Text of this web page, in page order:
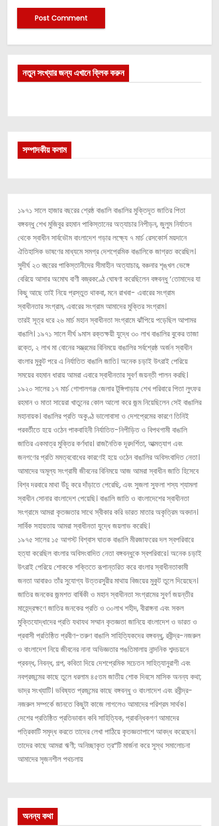
নতুন সংখ্যার জন্য এখানে ক্লিক করুন
সম্পাদকীয় কলাম
১৯৭১ সালে হাজার বছরের শ্রেষ্ঠ বাঙালি বাঙালির মুক্তিদূত জাতির পিতা
বঙ্গবন্ধু শেখ মুজিবুর রহমান পাকিস্তানের অত্যাচার নিপীড়ন, জুলুম নির্যাতন
থেকে স্বাধীন সার্বভৌম বাংলাদেশ গড়ার লক্ষ্যে ৭ মার্চ রেসকোর্স ময়দানে
ঐতিহাসিক ভাষণের মাধ্যমে সমগ্র দেশপ্রেমিক বাঙালিকে জাগ্রত করেছিল।
সুদীর্ঘ ২৩ বছরের পাকিস্তানীদের সীমাহীন অত্যাচার, বঞ্চনার শৃঙ্খল ভেঙ্গে
বেরিয়ে আসার অমোঘ বাণী বজ্রকণ্ঠে ঘোষণা করেছিলেন বঙ্গবন্ধু ‘তোমাদের যা
কিছু আছে তাই নিয়ে প্রস্তুত থাকবা, মনে রাখবা- এবারের সংগ্রাম
স্বাধীনতার সংগ্রাম, এবারের সংগ্রাম আমাদের মুক্তির সংগ্রাম।
তারই সূত্র ধরে ২৬ মার্চ মহান স্বাধীনতা সংগ্রামে ঝাঁপিয়ে পড়েছিল আপামর
বাঙালি। ১৯৭১ সালে দীর্ঘ ৯মাস রক্তক্ষয়ী যুদ্ধে ৩০ লাখ বাঙালির বুকের তাজা
রক্তে, ২ লাখ মা বোনের সম্ভ্রমের বিনিময়ে বাঙালির সর্বশ্রেষ্ঠ অর্জন স্বাধীন
বাংলার মুকুট পরে এ নির্যাতিত বাঙালি জাতি। অনেক চড়াই উৎরাই পেরিয়ে
সময়ের বহমান ধারায় আমরা এবারে স্বাধীনতার সুবর্ণ জয়ন্তী পালন করছি।
১৯২০ সালের ১৭ মার্চ গোপালগঞ্জ জেলার টুঙ্গিপাড়ায় শেখ পরিবারে পিতা লুৎফর
রহমান ও মাতা সায়েরা খাতুনের কোল আলো করে জন্ম নিয়েছিলেন সেই বাঙালির
মহানায়ক। বাঙালির প্রতি অকুণ্ঠ ভালোবাসা ও দেশপ্রেমের কারণে তিনিই
পরবর্তীতে হয়ে ওঠেন পাকবাহিনী নির্যাতিত-নিপীড়িত ও বিপথগামী বাঙালি
জাতির একমাত্র মুক্তির কর্ণধার। রাজনৈতিক দূরদর্শিতা, আত্মত্যাগ এবং
জনগণের প্রতি মমত্ববোধের কারণেই হয়ে ওঠেন বাঙালির অবিসংবাদিত নেতা।
আমাদের অমূল্য সংগ্রামী জীবনের বিনিময়ে আজ আমরা স্বাধীন জাতি হিসেবে
বিশ্ব দরবারে মাথা উঁচু করে দাঁড়াতে পেরেছি, এবং সুজলা সুফলা শস্য শ্যামলা
স্বাধীন সোনার বাংলাদেশ পেয়েছি। বাঙালি জাতি ও বাংলাদেশের স্বাধীনতা
সংগ্রামে আমরা কৃতজ্ঞতার সাথে স্বীকার করি ভারত মাতার অকৃত্রিম অবদান।
সার্বিক সহায়তায় আমরা স্বাধীনতা যুদ্ধে জয়লাভ করেছি।
১৯৭৫ সালের ১৫ আগস্ট বিশ্বাস ঘাতক বাঙালি মীরজাফরের দল স্বপরিবারে
হত্যা করেছিল বাংলার অবিসংবাদিত নেতা বঙ্গবন্ধুকে স্বপরিবারে। অনেক চড়াই
উৎরাই পেরিয়ে শোককে শক্তিতে রূপান্তরিত করে বাংলার স্বাধীনতাকামী
জনতা আবারও তাঁর সুযোগ্য উত্তরসুরীর মাথায় বিজয়ের মুকুট তুলে দিয়েছেন।
জাতির জনকের জন্মশত বার্ষিকী ও মহান স্বাধীনতা সংগ্রামের সুবর্ণ জয়ন্তীর
মাহেন্দ্রক্ষণে জাতির জনকের প্রতি ও ৩০লাখ শহীদ, বীরাঙ্গনা এবং সকল
মুক্তিযোদ্ধাদের প্রতি যথাযথ সম্মান কৃতজ্ঞতা জানিয়ে বাংলাদেশ ও ভারত ও
প্রবাসী প্রতিষ্ঠিত প্রবীণ-তরুণ বাঙালি সাহিত্যিকদের বঙ্গবন্ধু, রবীন্দ্র-নজরুল
ও বাংলাদেশ নিয়ে জীবনের নানা অভিজ্ঞতার পঙতিমালায় নান্দনিক শব্দচয়নে
প্রবন্ধ, নিবন্ধ, গল্প, কবিতা দিয়ে দেশপ্রেমিক সচেতন সাহিত্যানুরাগী এবং
নবপ্রজন্মের কাছে তুলে ধরলাম ৪৫তম জাতীয় শোক দিবসে মাসিক অনন্য কথা;
ভাদ্র সংখ্যাটি। ভবিষ্যত প্রজন্মের কাছে বঙ্গবন্ধু ও বাংলাদেশ এবং রবীন্দ্র-
নজরুল সম্পর্কে জানতে কিছুটা কাজে লাগলেও আমাদের পরিশ্রম সার্থক।
দেশের প্রতিষ্ঠিত প্রতিভাবান কবি সাহিত্যিক, প্রাবন্ধিকগণ আমাদের
পত্রিকাটি সমৃদ্ধ করতে তাদের লেখা পাঠিয়ে কৃতজ্ঞতাপাশে আবদ্ধ করেছেন।
তাদের কাছে আমরা ঋণী; অনিচ্ছাকৃত ত্র“টি মার্জনা করে সুস্থ সমালোচনা
আমাদের সৃজনশীল পথচলায়
অনন্য কথা